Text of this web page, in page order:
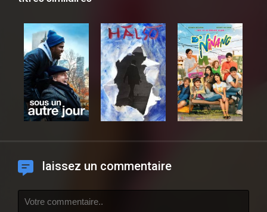
laissez un commentaire